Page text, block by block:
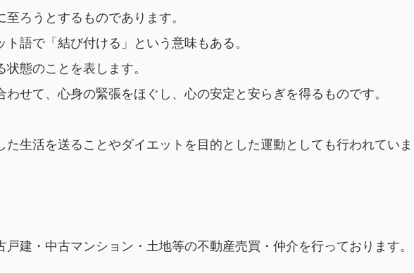
至ろうとするものであります。
ト語で「結び付ける」という意味もある。
態のことを表します。
せて、心身の緊張をほぐし、心の安定と安らぎを得るものです。
た生活を送ることやダイエットを目的とした運動としても行われていま
建・中古マンション・土地等の不動産売買・仲介を行っております。